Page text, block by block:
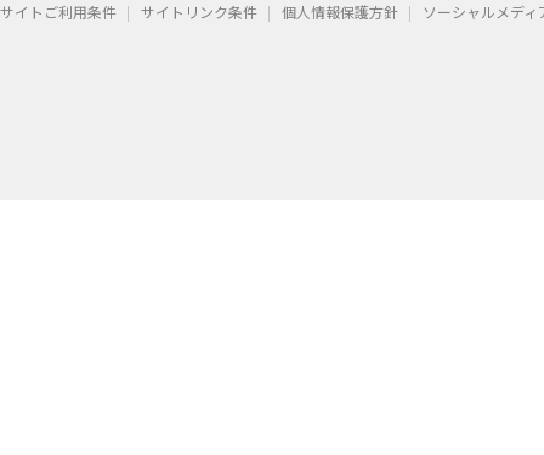
サイトご利用条件 サイトリンク条件 個人情報保護方針 ソーシャルメデ